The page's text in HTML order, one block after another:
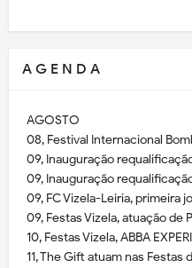
A G E N D A
AGOSTO
08, Festival Internacional
09, Inauguração
09, Inauguração
09, FC Vizela-Leiria, primeira
09, Festas Vizela, atuação de
10, Festas Vizela, ABBA
11, The Gift atuam nas Festas